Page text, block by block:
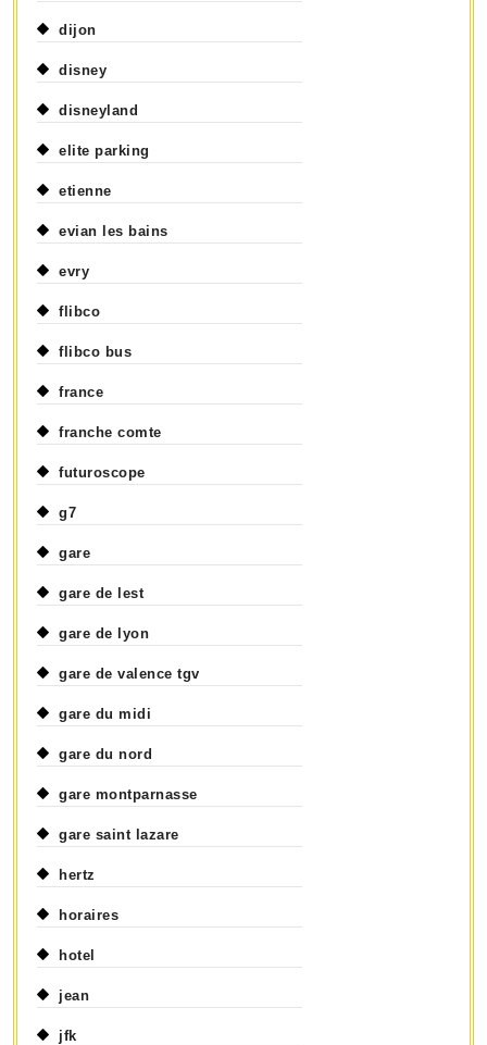
dijon
disney
disneyland
elite parking
etienne
evian les bains
evry
flibco
flibco bus
france
franche comte
futuroscope
g7
gare
gare de lest
gare de lyon
gare de valence tgv
gare du midi
gare du nord
gare montparnasse
gare saint lazare
hertz
horaires
hotel
jean
jfk